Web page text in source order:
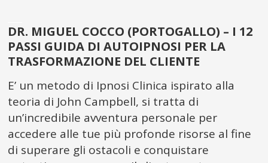
DR. MIGUEL COCCO (PORTOGALLO) – I 12
PASSI GUIDA DI AUTOIPNOSI PER LA
TRASFORMAZIONE DEL CLIENTE
E’ un metodo di Ipnosi Clinica ispirato alla
teoria di John Campbell, si tratta di
un’incredibile avventura personale per
accedere alle tue più profonde risorse al fine
di superare gli ostacoli e conquistare